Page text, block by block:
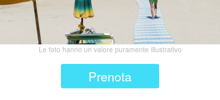
Le foto hanno un valore puramente illustrativo
Prenota